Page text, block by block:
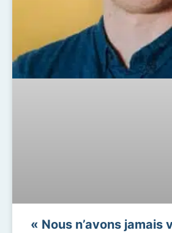
« Nous n’avons jamais